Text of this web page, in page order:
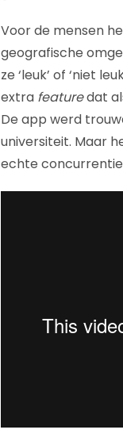
Voor de mensen
geografische
ze ‘leuk’ of ‘niet
extra featuredat
De app werd
universiteit. Maar
echte